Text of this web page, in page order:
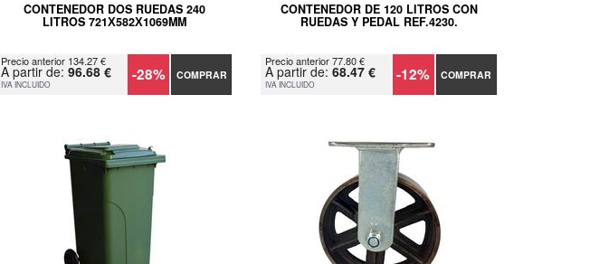
CONTENEDOR DOS RUEDAS 240
LITROS 721Х582Х1069MM
Precio anterior 134.27 €
A partir de: 96.68 €
IVA INCLUIDO -28% COMPRAR
CONTENEDOR DE 120 LITROS CON
RUEDAS Y PEDAL REF.4230.
Precio anterior 77.80 €
A partir de:68.47 €
IVA INCLUIDO -12% COMPRAR